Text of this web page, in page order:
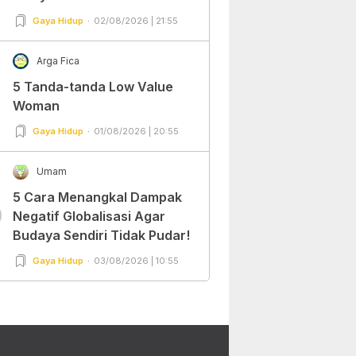
Gaya Hidup 02/08/2026 | 21:55
Arga Fica
5 Tanda-tanda Low Value
Woman
Gaya Hidup 01/08/2026 | 20:55
Umam
5 Cara Menangkal Dampak
Negatif Globalisasi Agar
Budaya Sendiri Tidak Pudar!
Gaya Hidup 03/08/2026 | 10:55